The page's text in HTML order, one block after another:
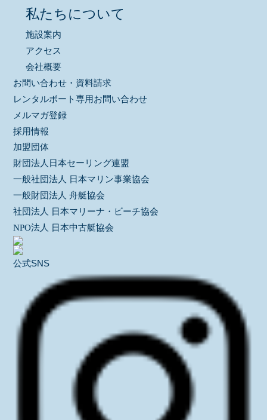
私たちについて
施設案内
アクセス
会社概要
お問い合わせ・資料請求
レンタルボート専用お問い合わせ
メルマガ登録
採用情報
加盟団体
財団法人日本セーリング連盟
一般社団法人 日本マリン事業協会
一般財団法人 舟艇協会
社団法人 日本マリーナ・ビーチ協会
NPO法人 日本中古艇協会
公式SNS